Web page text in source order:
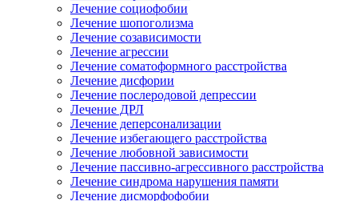
Лечение социофобии
Лечение шопоголизма
Лечение созависимости
Лечение агрессии
Лечение соматоформного расстройства
Лечение дисфории
Лечение послеродовой депрессии
Лечение ДРЛ
Лечение деперсонализации
Лечение избегающего расстройства
Лечение любовной зависимости
Лечение пассивно-агрессивного расстройства
Лечение синдрома нарушения памяти
Лечение дисморфофобии